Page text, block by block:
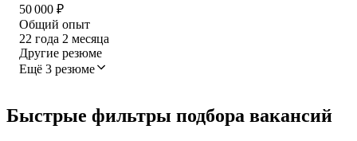
50 000 ₽
Общий опыт
22 года 2 месяца
Другие резюме
Ещё 3 резюме
Быстрые фильтры подбора вакансий